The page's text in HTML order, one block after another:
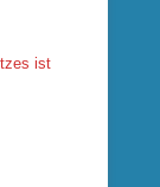
ist